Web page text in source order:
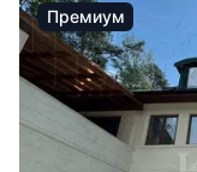
Премиум